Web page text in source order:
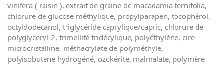
vinifera ( raisin ), extrait de graine de macadamia ternifolia,
chlorure de glucose méthylique, propylparapen, tocophérol,
octyldodecanol, triglycéride caprylique/capric, chlorure de
polyglyceryl-2, trimellité tridécylique, polyéthylène, cire
microcristalline, méthacrylate de polyméthyle,
polyisobutene hydrogéné, ozokérite, malmalate, polymère